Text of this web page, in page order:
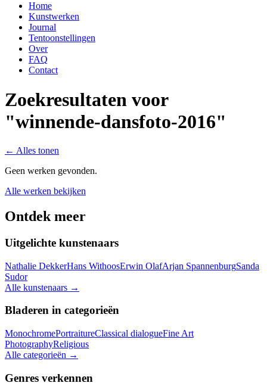
Home
Kunstwerken
Journal
Tentoonstellingen
Over
FAQ
Contact
Zoekresultaten voor
"winnende-dansfoto-2016"
← Alles tonen
Geen werken gevonden.
Alle werken bekijken
Ontdek meer
Uitgelichte kunstenaars
Nathalie DekkerHans WithoosErwin OlafArjan SpannenburgSanda
Sudor
Alle kunstenaars →
Bladeren in categorieën
MonochromePortraitureClassical dialogueFine Art
PhotographyReligious
Alle categorieën →
Genres verkennen